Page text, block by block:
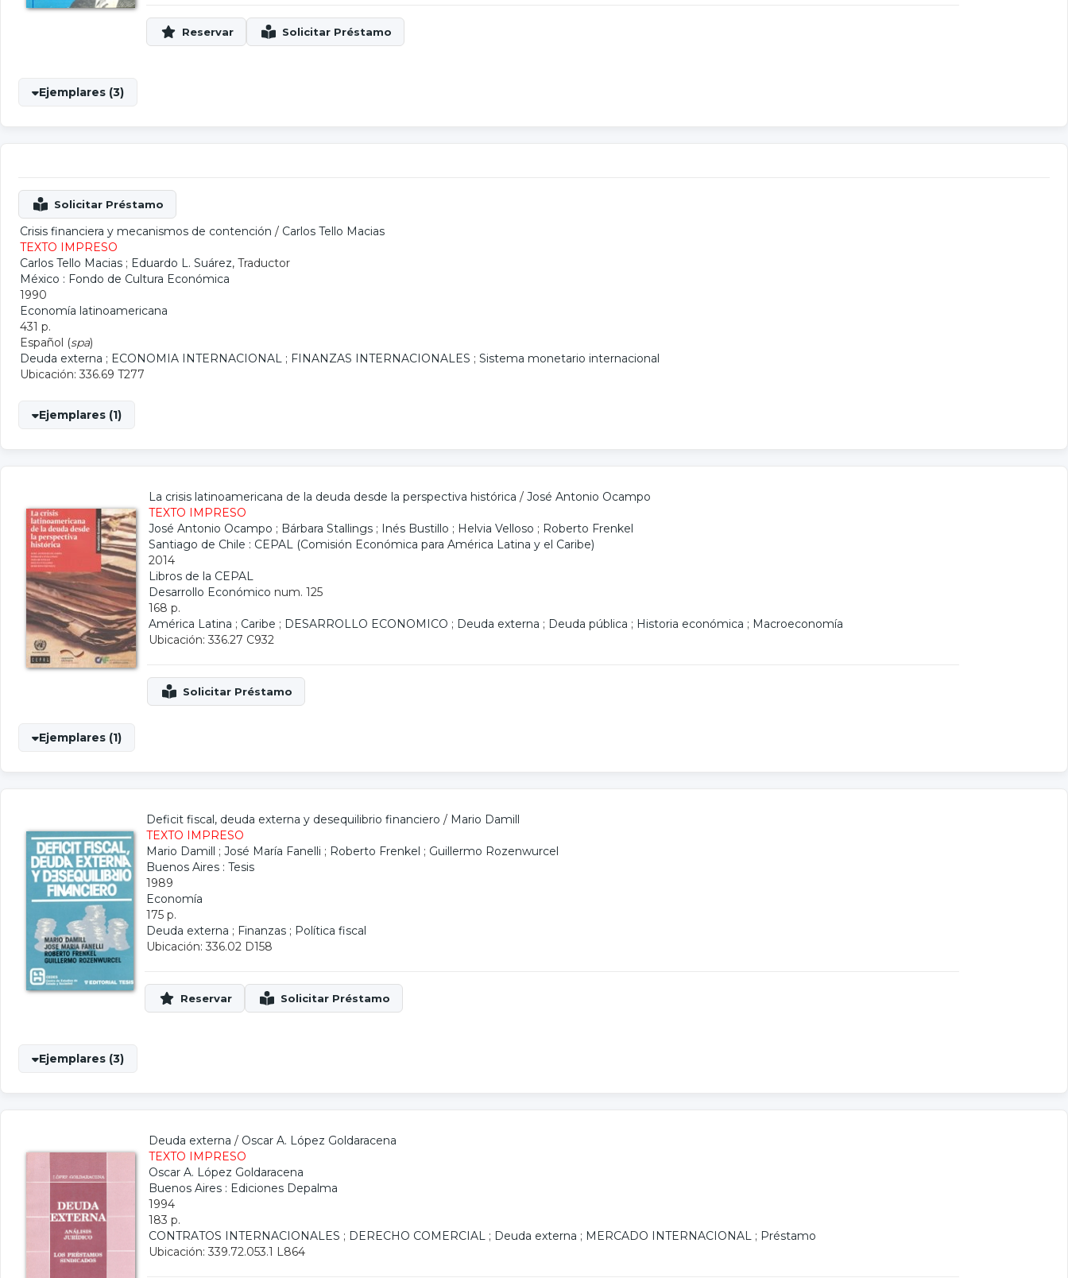
Ejemplares (3)
Crisis financiera y mecanismos de contención / Carlos Tello Macias
TEXTO IMPRESO
Carlos Tello Macias ; Eduardo L. Suárez, Traductor
México : Fondo de Cultura Económica
1990
Economía latinoamericana
431 p.
Español (spa)
Deuda externa ; ECONOMIA INTERNACIONAL ; FINANZAS INTERNACIONALES ; Sistema monetario internacional
Ubicación: 336.69 T277
Ejemplares (1)
La crisis latinoamericana de la deuda desde la perspectiva histórica / José Antonio Ocampo
TEXTO IMPRESO
José Antonio Ocampo ; Bárbara Stallings ; Inés Bustillo ; Helvia Velloso ; Roberto Frenkel
Santiago de Chile : CEPAL (Comisión Económica para América Latina y el Caribe)
2014
Libros de la CEPAL
Desarrollo Económico num. 125
168 p.
América Latina ; Caribe ; DESARROLLO ECONOMICO ; Deuda externa ; Deuda pública ; Historia económica ; Macroeconomía
Ubicación: 336.27 C932
Ejemplares (1)
Deficit fiscal, deuda externa y desequilibrio financiero / Mario Damill
TEXTO IMPRESO
Mario Damill ; José María Fanelli ; Roberto Frenkel ; Guillermo Rozenwurcel
Buenos Aires : Tesis
1989
Economía
175 p.
Deuda externa ; Finanzas ; Política fiscal
Ubicación: 336.02 D158
Ejemplares (3)
Deuda externa / Oscar A. López Goldaracena
TEXTO IMPRESO
Oscar A. López Goldaracena
Buenos Aires : Ediciones Depalma
1994
183 p.
CONTRATOS INTERNACIONALES ; DERECHO COMERCIAL ; Deuda externa ; MERCADO INTERNACIONAL ; Préstamo
Ubicación: 339.72.053.1 L864